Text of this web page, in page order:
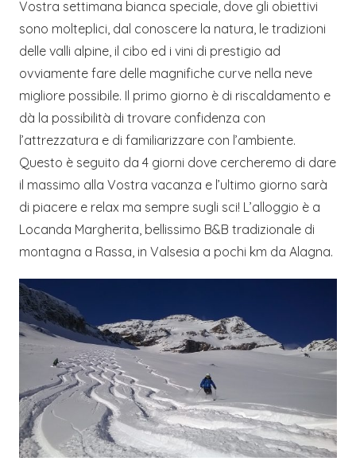
Vostra settimana bianca speciale, dove gli obiettivi
sono molteplici, dal conoscere la natura, le tradizioni
delle valli alpine, il cibo ed i vini di prestigio ad
ovviamente fare delle magnifiche curve nella neve
migliore possibile. Il primo giorno è di riscaldamento e
dà la possibilità di trovare confidenza con
l’attrezzatura e di familiarizzare con l’ambiente.
Questo è seguito da 4 giorni dove cercheremo di dare
il massimo alla Vostra vacanza e l’ultimo giorno sarà
di piacere e relax ma sempre sugli sci! L’alloggio è a
Locanda Margherita, bellissimo B&B tradizionale di
montagna a Rassa, in Valsesia a pochi km da Alagna.